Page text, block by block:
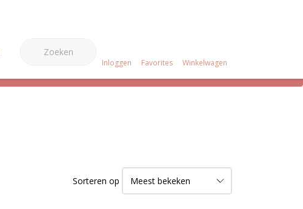
Onze Merken
Inloggen Favorites Winkelwagen
Sorteren op